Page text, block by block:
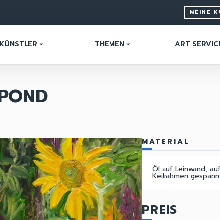
MEINE
KÜNSTLER arrow_drop_down THEMEN arrow_drop_down ART
MATERIAL
Öl auf Leinwand,
Keilrahmen
PREIS